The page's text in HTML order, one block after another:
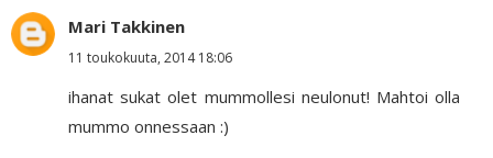
Mari Takkinen
11 toukokuuta, 2014 18:06
ihanat sukat olet mummollesi neulonut! Mahtoi olla
mummo onnessaan :)